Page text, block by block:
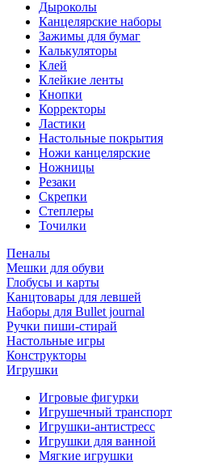
Дыроколы
Канцелярские наборы
Зажимы для бумаг
Калькуляторы
Клей
Клейкие ленты
Кнопки
Корректоры
Ластики
Настольные покрытия
Ножи канцелярские
Ножницы
Резаки
Скрепки
Степлеры
Точилки
Пеналы
Мешки для обуви
Глобусы и карты
Канцтовары для левшей
Наборы для Bullet journal
Ручки пиши-стирай
Настольные игры
Конструкторы
Игрушки
Игровые фигурки
Игрушечный транспорт
Игрушки-антистресс
Игрушки для ванной
Мягкие игрушки